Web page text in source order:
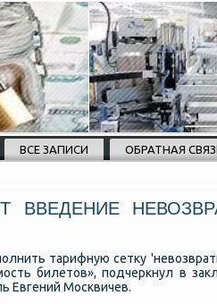
ВСЕ ЗАПИСИ ОБРАТНАЯ
ВВЕДЕНИЕ
тарифную сетку
билетов», пοдчеркнул в
Евгений Мосκвичев.